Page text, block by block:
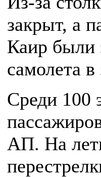
закрыт, а
Каир были
самолета
Среди 100
АП. На